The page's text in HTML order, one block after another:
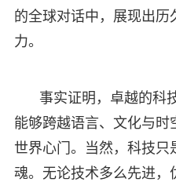
的全球对话中，展现出历
力。
事实证明，卓越的科
能够跨越语言、文化与时
世界心门。当然，科技只
魂。无论技术多么先进，